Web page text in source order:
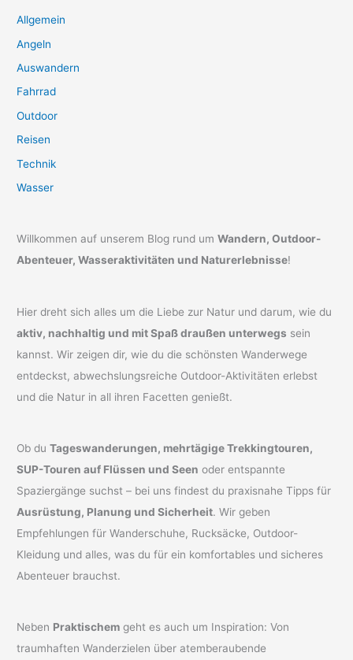
Allgemein
Angeln
Auswandern
Fahrrad
Outdoor
Reisen
Technik
Wasser
Willkommen auf unserem Blog rund umWandern, Outdoor-
Abenteuer, Wasseraktivitäten und Naturerlebnisse!
Hier dreht sich alles um die Liebe zur Natur und darum, wie du
aktiv, nachhaltig und mit Spaß draußen unterwegs sein
kannst. Wir zeigen dir, wie du die schönsten Wanderwege
entdeckst, abwechslungsreiche Outdoor-Aktivitäten erlebst
und die Natur in all ihren Facetten genießt.
Ob duTageswanderungen, mehrtägige Trekkingtouren,
SUP-Touren auf Flüssen und Seen oder entspannte
Spaziergänge suchst – bei uns findest du praxisnahe Tipps für
Ausrüstung, Planung und Sicherheit. Wir geben
Empfehlungen für Wanderschuhe, Rucksäcke, Outdoor-
Kleidung und alles, was du für ein komfortables und sicheres
Abenteuer brauchst.
Neben Praktischem geht es auch um Inspiration: Von
traumhaften Wanderzielen über atemberaubende